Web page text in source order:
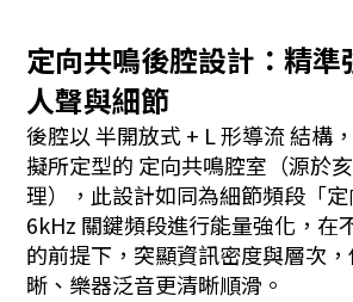
定向共鳴後腔設計：精
人聲與細節
後腔以 半開放式 + L 形導流 結構
擬所定型的 定向共鳴腔室（源於
理），此設計如同為細節頻段「
6kHz 關鍵頻段進行能量強化，在
的前提下，突顯資訊密度與層次
晰、樂器泛音更清晰順滑。